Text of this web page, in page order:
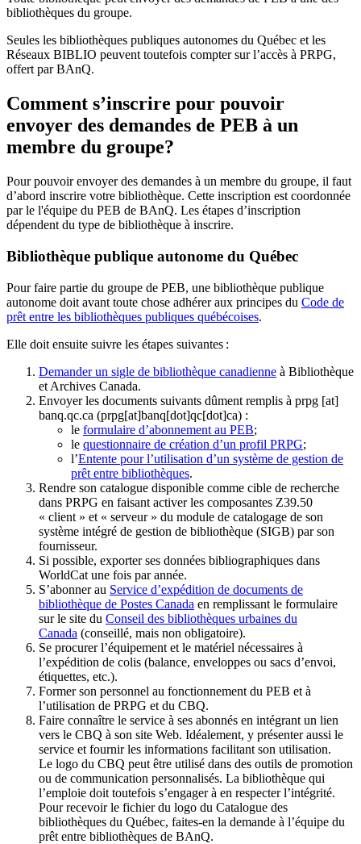
bibliothèques du groupe.
Seules les bibliothèques publiques autonomes du Québec et les
Réseaux BIBLIO peuvent toutefois compter sur l’accès à PRPG,
offert par BAnQ.
Comment s’inscrire pour pouvoir
envoyer des demandes de PEB à un
membre du groupe?
Pour pouvoir envoyer des demandes à un membre du groupe, il faut
d’abord inscrire votre bibliothèque. Cette inscription est coordonnée
par le l'équipe du PEB de BAnQ. Les étapes d’inscription
dépendent du type de bibliothèque à inscrire.
Bibliothèque publique autonome du Québec
Pour faire partie du groupe de PEB, une bibliothèque publique
autonome doit avant toute chose adhérer aux principes du Code de
prêt entre les bibliothèques publiques québécoises.
Elle doit ensuite suivre les étapes suivantes :
Demander un sigle de bibliothèque canadienne à Bibliothèque
et Archives Canada.
Envoyer les documents suivants dûment remplis à prpg [at]
banq.qc.ca (prpg[at]banq[dot]qc[dot]ca) :
le formulaire d’abonnement au PEB;
le questionnaire de création d’un profil PRPG;
l’Entente pour l’utilisation d’un système de gestion de
prêt entre bibliothèques.
Rendre son catalogue disponible comme cible de recherche
dans PRPG en faisant activer les composantes Z39.50
« client » et « serveur » du module de catalogage de son
système intégré de gestion de bibliothèque (SIGB) par son
fournisseur.
Si possible, exporter ses données bibliographiques dans
WorldCat une fois par année.
S’abonner au Service d’expédition de documents de
bibliothèque de Postes Canada en remplissant le formulaire
sur le site du Conseil des bibliothèques urbaines du
Canada (conseillé, mais non obligatoire).
Se procurer l’équipement et le matériel nécessaires à
l’expédition de colis (balance, enveloppes ou sacs d’envoi,
étiquettes, etc.).
Former son personnel au fonctionnement du PEB et à
l’utilisation de PRPG et du CBQ.
Faire connaître le service à ses abonnés en intégrant un lien
vers le CBQ à son site Web. Idéalement, y présenter aussi le
service et fournir les informations facilitant son utilisation.
Le logo du CBQ peut être utilisé dans des outils de promotion
ou de communication personnalisés. La bibliothèque qui
l’emploie doit toutefois s’engager à en respecter l’intégrité.
Pour recevoir le fichier du logo du Catalogue des
bibliothèques du Québec, faites-en la demande à l’équipe du
prêt entre bibliothèques de BAnQ.